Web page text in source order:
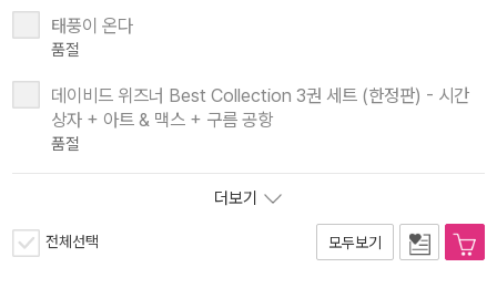
태풍이 온다
품절
데이비드 위즈너 Best Collection 3권 세트 (한정판) - 시간
상자 + 아트 & 맥스 + 구름 공항
품절
더보기
전체선택 모두보기